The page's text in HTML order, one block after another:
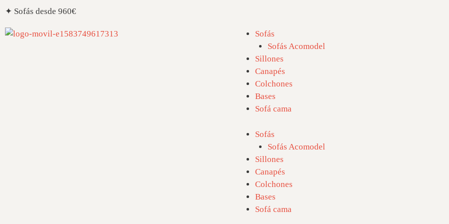
Sofás
Sofás Acomodel
Sillones
Canapés
Colchones
Bases
Sofá cama
Sofás
Sofás Acomodel
Sillones
Canapés
Colchones
Bases
Sofá cama